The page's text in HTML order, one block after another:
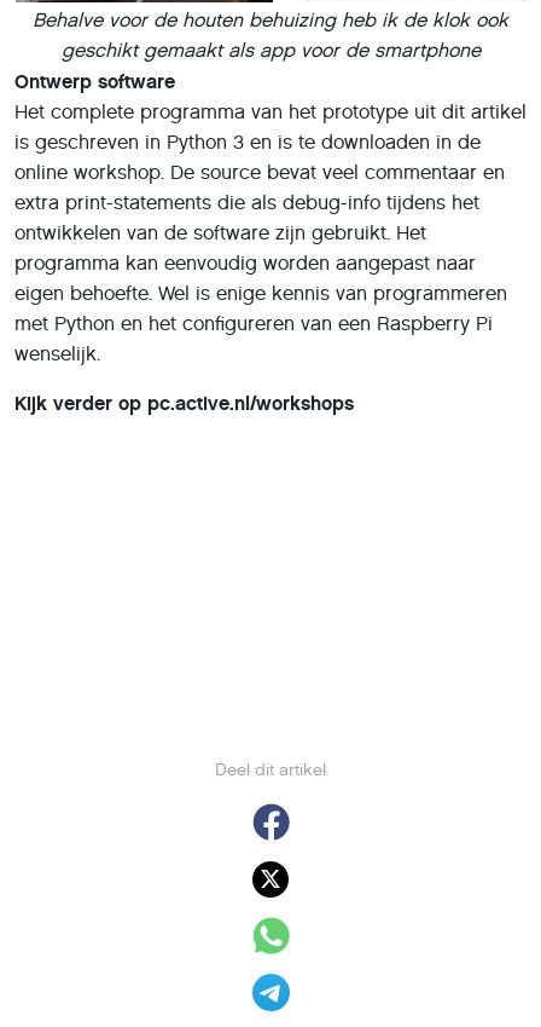
Deel dit artikel
Behalve voor de houten behuizing heb ik de klok ook
geschikt gemaakt als app voor de smartphone
Ontwerp software
Het complete programma van het prototype uit dit artikel
is geschreven in Python 3 en is te downloaden in de
online workshop. De source bevat veel commentaar en
extra print-statements die als debug-info tijdens het
ontwikkelen van de software zijn gebruikt. Het
programma kan eenvoudig worden aangepast naar
eigen behoefte. Wel is enige kennis van programmeren
met Python en het configureren van een Raspberry Pi
wenselijk.
Kijk verder op pc.active.nl/workshops